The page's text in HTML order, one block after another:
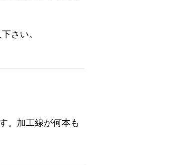
さい。
。加工線が何本も